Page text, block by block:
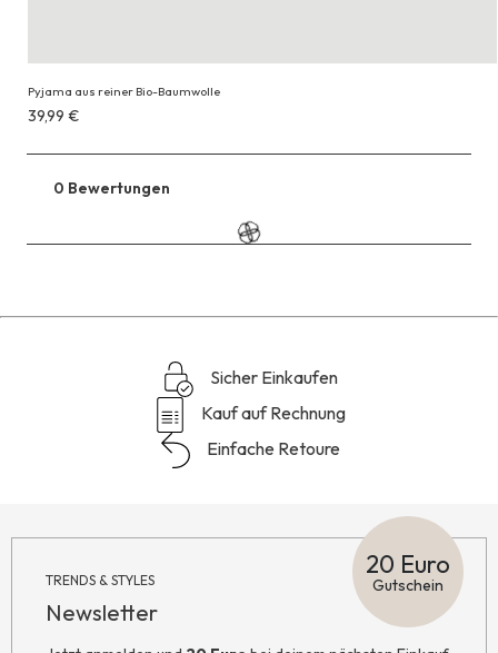
Pyjama aus reiner Bio-Baumwolle
Erhältlich
39,99 €
39,99 €
0 Bewertungen
Reviews
Sicher Einkaufen
Kauf auf Rechnung
Einfache Retoure
TRENDS & STYLES
Newsletter
20 Euro
Gutschein